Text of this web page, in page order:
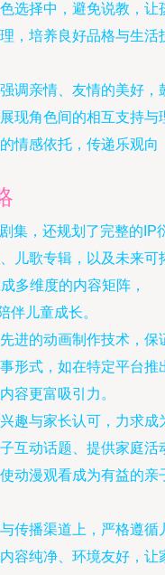
选择中，避免说教，让
，培养良好品格与生活
强调亲情、友情的美好，
现角色间的相互支持与
情感依托，传递乐观向
集，还规划了完整的IP
儿歌专辑，以及未来可
多维度的内容矩阵，
伴儿童成长。
进的动画制作技术，保
形式，如在特定平台推
容更富吸引力。
趣与家长认可，力求成
互动话题、提供家庭活
动漫观看成为有益的亲
传播渠道上，严格遵循
容纯净、环境友好，让